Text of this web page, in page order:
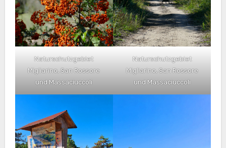
Naturschutzgebiet
Migliarino, San Rossore
und Massaciuccoli
Naturschutzgebiet
Migliarino, San Rossore
und Massaciuccoli